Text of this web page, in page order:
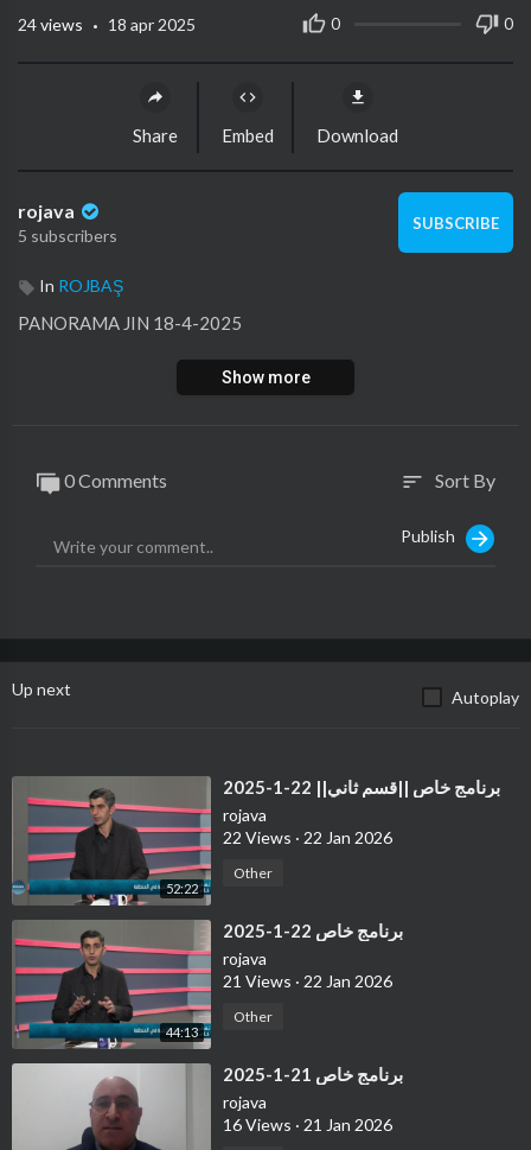
0 0
24views · 18 apr 2025
Share Embed Download
rojava
5 subscribers
SUBSCRIBE
In ROJBAŞ
⁣PANORAMA JIN 18-4-2025
Show more
0 Comments sort Sort By
Publish
Up next Autoplay
52:22
⁣برنامج خاص ||قسم ثاني|| 22-1-2025
rojava
22 Views · 22 Jan 2026
Other
44:13
⁣برنامج خاص 22-1-2025
rojava
21 Views · 22 Jan 2026
Other
⁣برنامج خاص 21-1-2025
rojava
16 Views · 21 Jan 2026